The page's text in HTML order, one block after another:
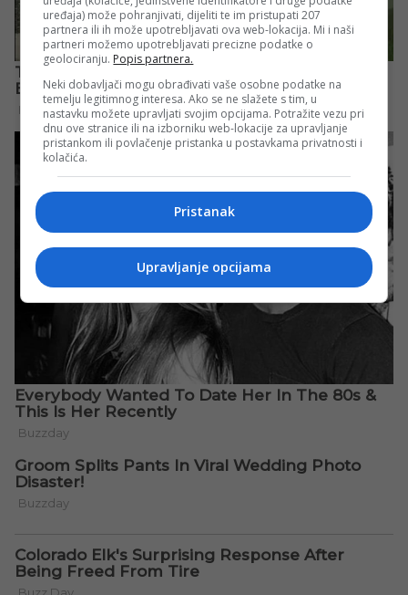
uređaja) može pohranjivati, dijeliti te im pristupati 207
partnera ili ih može upotrebljavati ova web-lokacija. Mi i naši
partneri možemo upotrebljavati precizne podatke o
geolociranju. Popis partnera.
Neki dobavljači mogu obrađivati vaše osobne podatke na
temelju legitimnog interesa. Ako se ne slažete s tim, u
nastavku možete upravljati svojim opcijama. Potražite vezu pri
dnu ove stranice ili na izborniku web-lokacije za upravljanje
pristankom ili povlačenje pristanka u postavkama privatnosti i
kolačića.
Pristanak
Upravljanje opcijama